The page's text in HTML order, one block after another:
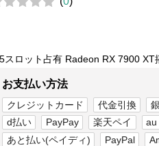
スロット占有 Radeon RX 7900 XT
お支払い方法
クレジットカード 代金引換
d払い
PayPay 楽天ペイ au
あと払い(ペイディ)
PayPal